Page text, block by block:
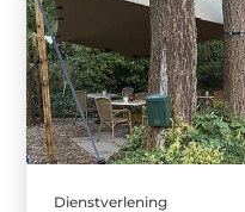
Dienstverlening